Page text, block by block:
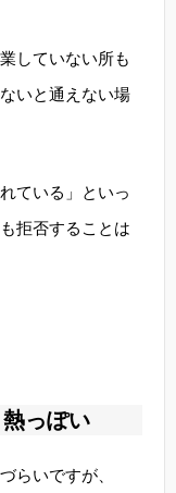
していない所も
いと通えない場
ている」といっ
拒否することは
っぽい
らいですが、